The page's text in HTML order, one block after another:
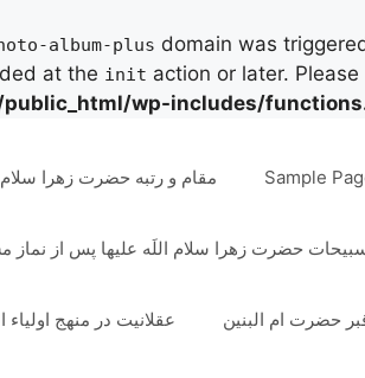
album-plus domain was
at the init action or later. Please
wp-includes/
Sample مقام و رتبه حضرت زهرا سلام
حضرت زهرا سلام اللَه علیها پس از
حضرت ام البنین عقلانیت در منهج اولیاء